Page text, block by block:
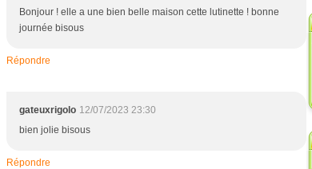
Bonjour ! elle a une bien belle maison cette lutinette ! bonne
journée bisous
Répondre
gateuxrigolo 12/07/2023 23:30
bien jolie bisous
Répondre